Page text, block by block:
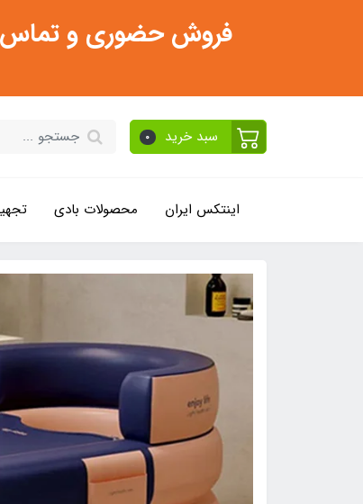
فروش حضوری و تماس تلفنی فقط از ساعت
سبد خرید 0
اینتکس ایران محصولات بادی